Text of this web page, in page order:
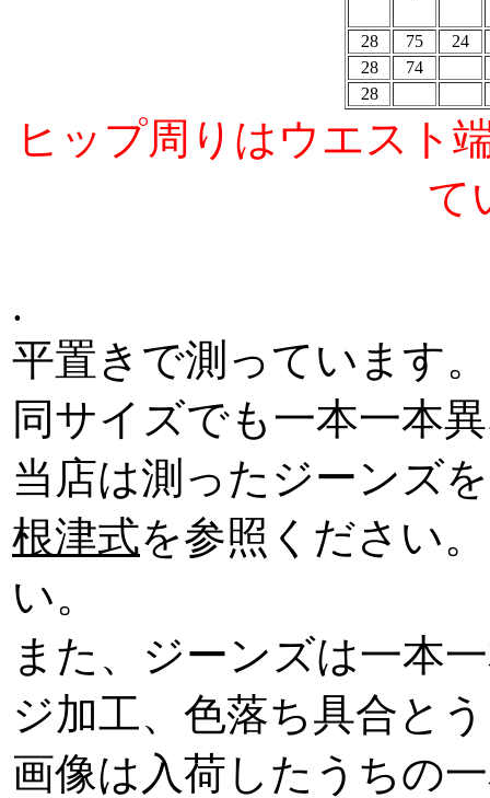
28 75
24
28
74
28
ヒップ周りはウエスト
て
.
平置きで測っています
同サイズでも一本一本
当店は測ったジーンズ
根津式を参照ください
い。
また、ジーンズは一本
ジ加工、色落ち具合と
画像は入荷したうちの